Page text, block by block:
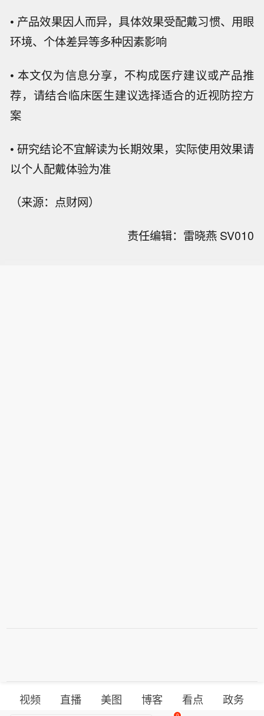
• 产品效果因人而异，具体效果受配戴习惯、用眼
环境、个体差异等多种因素影响
• 本文仅为信息分享，不构成医疗建议或产品推
荐，请结合临床医生建议选择适合的近视防控方
案
• 研究结论不宜解读为长期效果，实际使用效果请
以个人配戴体验为准
（来源：点财网）
责任编辑：雷晓燕 SV010
视频 直播 美图 博客 看点
政务